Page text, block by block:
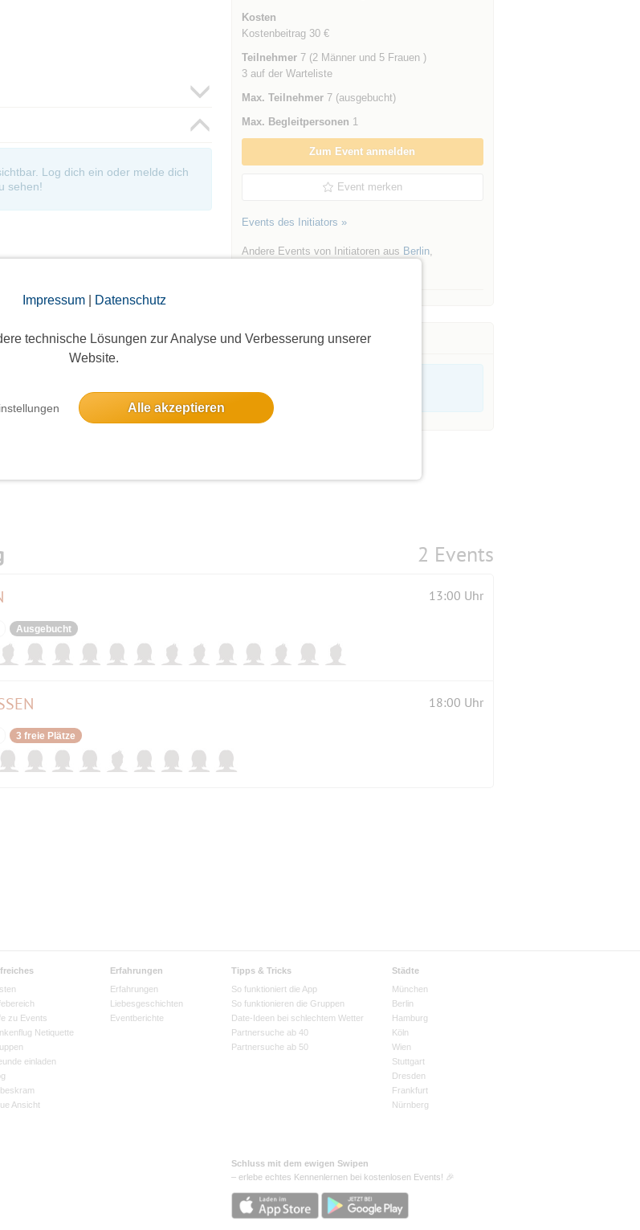
Impressum| Datenschutz
technische Lösungen zur Analyse und Verbesserung unserer
Website.
Alle akzeptieren
Log dich ein oder melde dich
sehen!
Kosten
Kostenbeitrag 30 €
Teilnehmer7 (2 Männer und 5 Frauen )
3 auf der Warteliste
Max. Teilnehmer7 (ausgebucht)
Max. Begleitpersonen 1
Zum Event anmelden
Event merken
Events des Initiators »
Andere Events von Initiatoren aus Berlin,
2 Events
13:00 Uhr
Ausgebucht
18:00 Uhr
3 freie Plätze
zu Events
Netiquette
einladen
Ansicht
Erfahrungen
Erfahrungen
Liebesgeschichten
Eventberichte
Tipps & Tricks
So funktioniert die App
So funktionieren die Gruppen
Date-Ideen bei schlechtem Wetter
Partnersuche ab 40
Partnersuche ab 50
Städte
München
Berlin
Hamburg
Köln
Wien
Stuttgart
Dresden
Frankfurt
Nürnberg
Schluss mit dem ewigen Swipen
– erlebe echtes Kennenlernen bei kostenlosen Events! 🎉